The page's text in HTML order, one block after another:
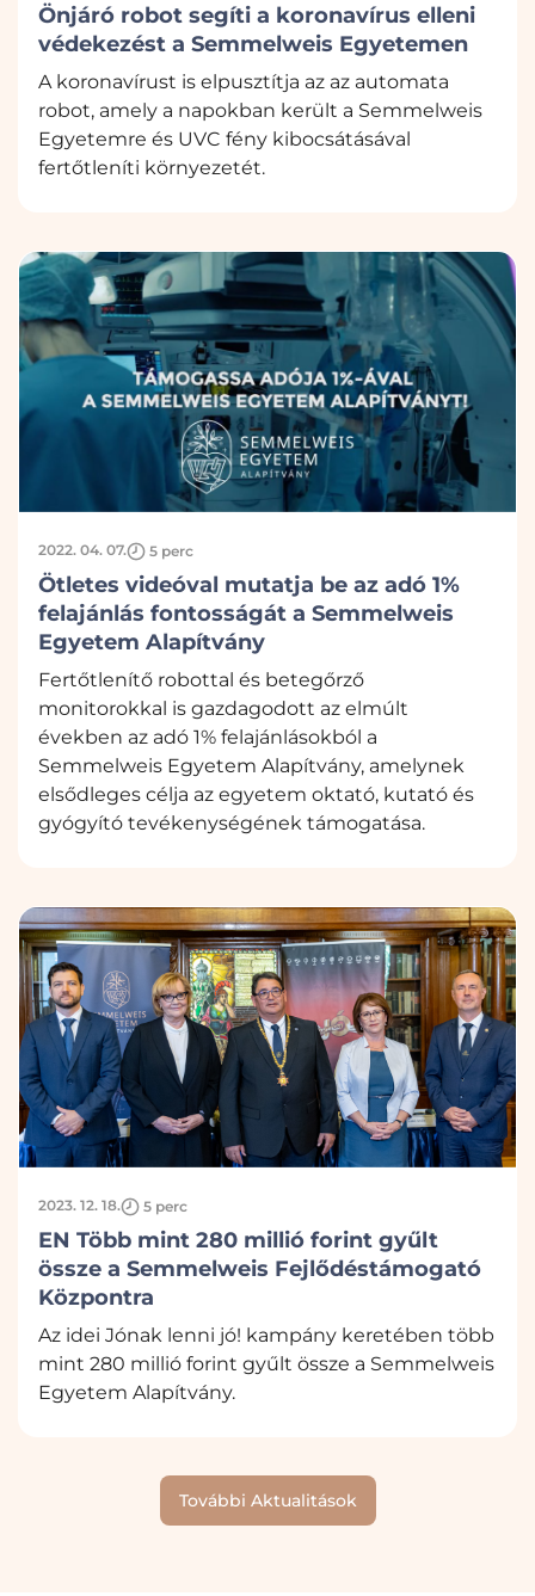
Önjáró robot segíti a koronavírus elleni
védekezést a Semmelweis Egyetemen
A koronavírust is elpusztítja az az automata
robot, amely a napokban került a Semmelweis
Egyetemre és UVC fény kibocsátásával
fertőtleníti környezetét.
2022. 04. 07. 5 perc
Ötletes videóval mutatja be az adó 1%
felajánlás fontosságát a Semmelweis
Egyetem Alapítvány
Fertőtlenítő robottal és betegőrző
monitorokkal is gazdagodott az elmúlt
években az adó 1% felajánlásokból a
Semmelweis Egyetem Alapítvány, amelynek
elsődleges célja az egyetem oktató, kutató és
gyógyító tevékenységének támogatása.
2023. 12. 18. 5 perc
EN Több mint 280 millió forint gyűlt
össze a Semmelweis Fejlődéstámogató
Központra
Az idei Jónak lenni jó! kampány keretében több
mint 280 millió forint gyűlt össze a Semmelweis
Egyetem Alapítvány.
További Aktualitások